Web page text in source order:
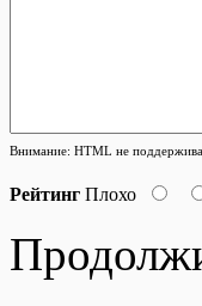
Внимание: HTML не
Рейтинг Плохо